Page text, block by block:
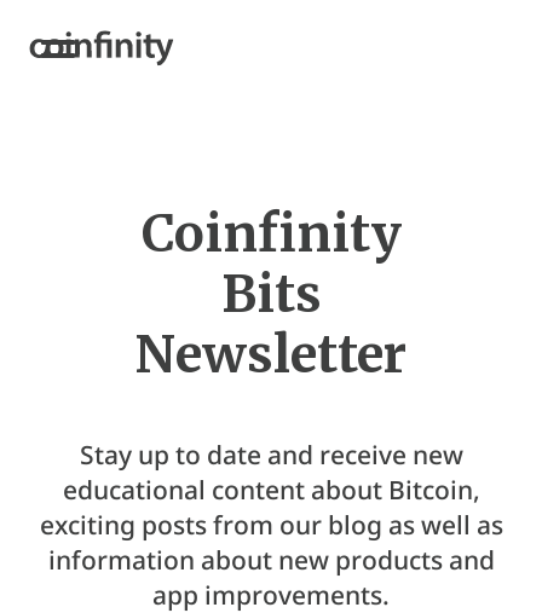
Coinfinity
Bits
Newsletter
Stay up to date and receive new
educational content about Bitcoin,
exciting posts from our blog as well as
information about new products and
app improvements.